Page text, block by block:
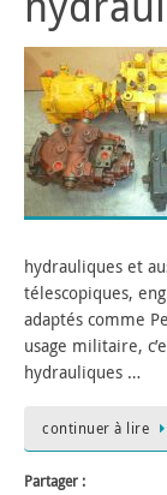
hydrauliques et
télescopiques,
adaptés comme
usage militaire,
hydrauliques …
continuer à lire
Partager :